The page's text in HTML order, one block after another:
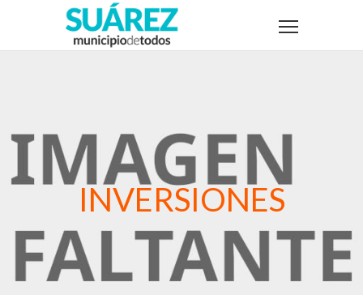
INVERSIONES